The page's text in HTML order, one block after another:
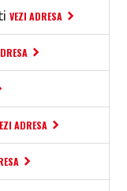
VEZI ADRESA
ADRESA